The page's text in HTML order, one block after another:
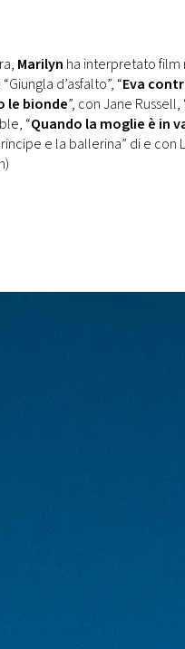
Marilyn ha interpretato film
d’asfalto”, “Eva
le bionde”, con Jane
“Quando la moglie è in
e la ballerina” di e con